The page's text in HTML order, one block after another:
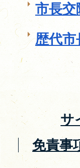
市長交
歴代
サ
免責事